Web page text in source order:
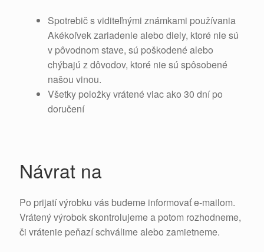
Spotrebič s viditeľnými známkami používania
Akékoľvek zariadenie alebo diely, ktoré nie sú
v pôvodnom stave, sú poškodené alebo
chýbajú z dôvodov, ktoré nie sú spôsobené
našou vinou.
Všetky položky vrátené viac ako 30 dní po
doručení
Návrat na
Po prijatí výrobku vás budeme informovať e-mailom.
Vrátený výrobok skontrolujeme a potom rozhodneme,
či vrátenie peňazí schválime alebo zamietneme.